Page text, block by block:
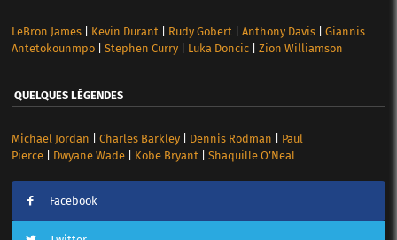
LeBron James| Kevin Durant Rudy Gobert Anthony Davis| Giannis
Antetokounmpo| Stephen Curry| Luka Doncic| Zion Williamson
QUELQUES LÉGENDES
Michael Jordan Charles Barkley| Dennis Rodman
Paul
Pierce| Dwyane Wade| Kobe Bryant Shaquille O’Neal
Facebook